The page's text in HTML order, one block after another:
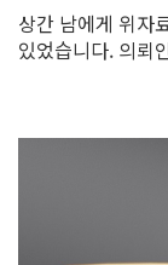
상간 남에게 위자
있었습니다. 의뢰